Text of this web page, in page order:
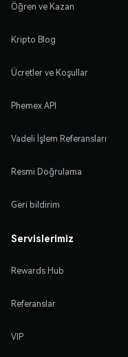
Öğren ve Kazan
Kripto Blog
Ücretler ve Koşullar
Phemex API
Vadeli İşlem Referansları
Resmi Doğrulama
Geri bildirim
Servislerimiz
Rewards Hub
Referanslar
VIP